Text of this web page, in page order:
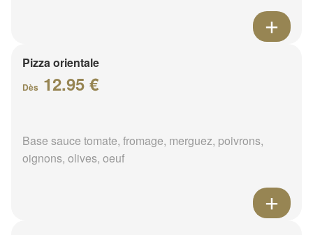
Pizza orientale
Dès 12.95 €
Base sauce tomate, fromage, merguez, poivrons,
oignons, olives, oeuf